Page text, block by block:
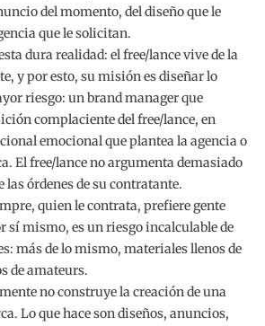
del momento, del diseño que le
que le solicitan.
dura realidad: el free/lance vive de la
y por esto, su misión es diseñar lo
riesgo: un brand manager que
complaciente del free/lance, en
emocional que plantea la agencia o
El free/lance no argumenta demasiado
las órdenes de su contratante.
quien le contrata, prefiere gente
sí mismo, es un riesgo incalculable de
más de lo mismo, materiales llenos de
de amateurs.
no construye la creación de una
Lo que hace son diseños, anuncios,